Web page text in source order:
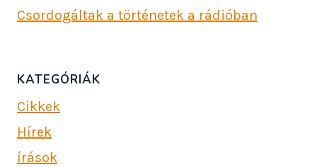
Csordogáltak a történetek a rádióban
KATEGÓRIÁK
Cikkek
Hírek
írások